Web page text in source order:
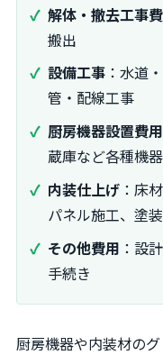
解体・撤去工事費
搬出
設備工事 ：水道
管・配線工事
厨房機器設置費用
蔵庫など各種機
内装仕上げ ：床
パネル施工、塗
その他費用 ：設
手続き
厨房機器や内装材のグ